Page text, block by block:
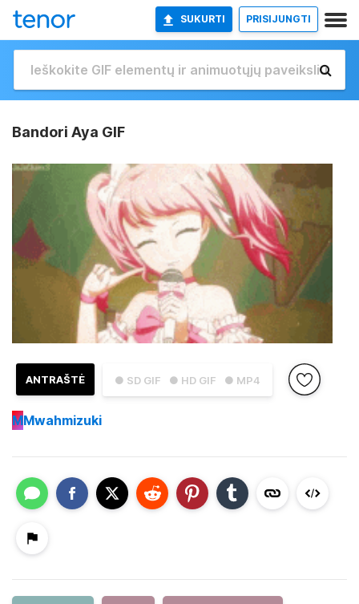
SUKURTI PRISIJUNGTI
Bandori Aya GIF
● SD GIF ● HD GIF ● MP4
ANTRAŠTĖ
MMwahmizuki